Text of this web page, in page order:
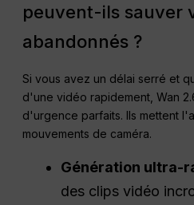
peuvent-ils sauver
abandonnés ?
Si vous avez un délai serré et
d'une vidéo rapidement, Wan
d'urgence parfaits. Ils mettent
mouvements de caméra.
Génération ultra-
des clips vidéo